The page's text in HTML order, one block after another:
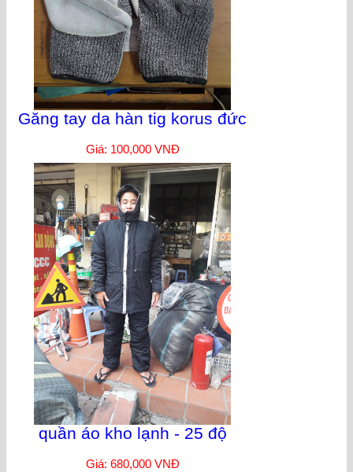
Găng tay da hàn tig korus đức
Giá: 100,000 VNĐ
quần áo kho lạnh - 25 độ
Giá: 680,000 VNĐ